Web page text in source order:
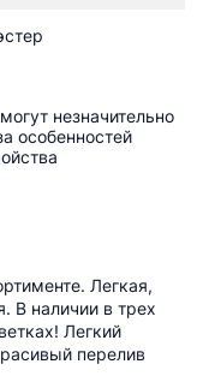
незначительно
особенностей
Легкая,
В наличии в трех
Легкий
перелив